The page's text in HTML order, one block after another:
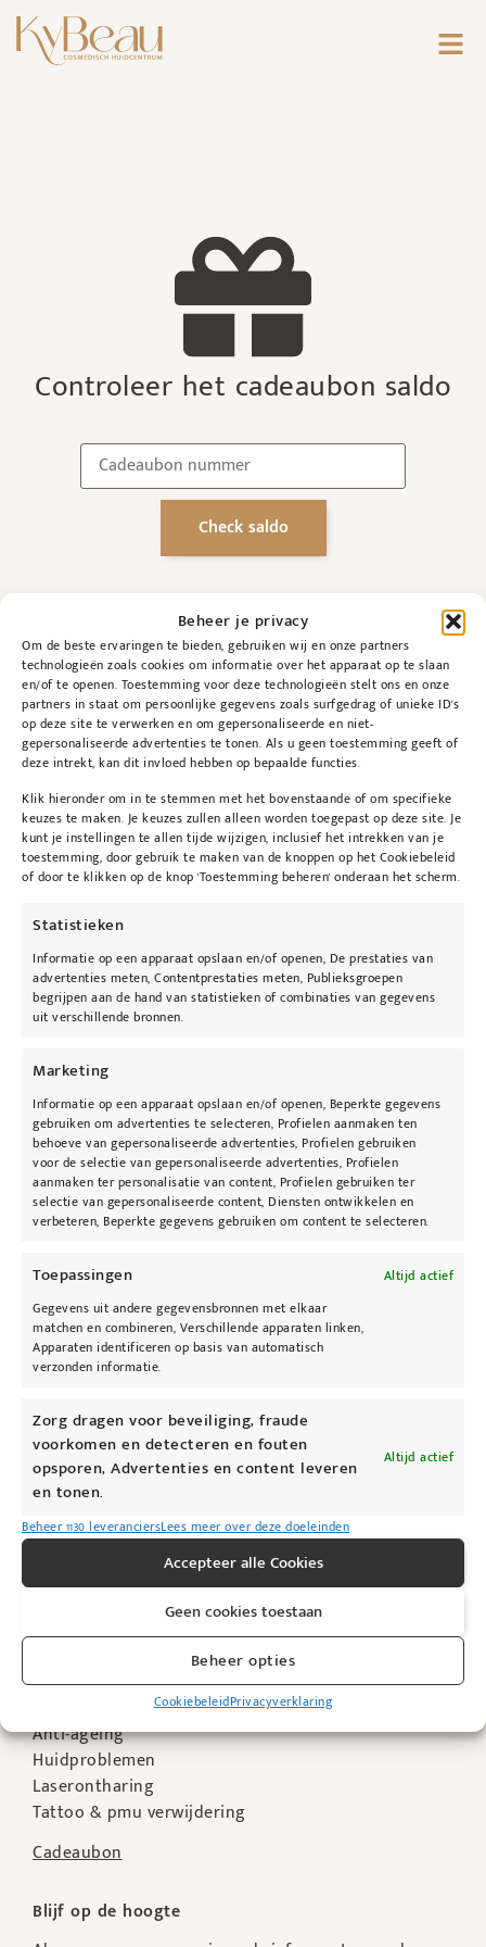
Beheer je privacy
Om de beste ervaringen te bieden, gebruiken wij en onze partners
technologieën zoals cookies om informatie over het apparaat op te slaan
en/of te openen. Toestemming voor deze technologieën stelt ons en onze
partners in staat om persoonlijke gegevens zoals surfgedrag of unieke ID's
op deze site te verwerken en om gepersonaliseerde en niet-
gepersonaliseerde advertenties te tonen. Als u geen toestemming geeft of
deze intrekt, kan dit invloed hebben op bepaalde functies.
Klik hieronder om in te stemmen met het bovenstaande of om specifieke
keuzes te maken. Je keuzes zullen alleen worden toegepast op deze site. Je
kunt je instellingen te allen tijde wijzigen, inclusief het intrekken van je
toestemming, door gebruik te maken van de knoppen op het Cookiebeleid
of door te klikken op de knop 'Toestemming beheren' onderaan het scherm.
Statistieken
Informatie op een apparaat opslaan en/of openen, De prestaties van
advertenties meten, Contentprestaties meten, Publieksgroepen
begrijpen aan de hand van statistieken of combinaties van gegevens
uit verschillende bronnen.
Marketing
Informatie op een apparaat opslaan en/of openen, Beperkte gegevens
gebruiken om advertenties te selecteren, Profielen aanmaken ten
behoeve van gepersonaliseerde advertenties, Profielen gebruiken
voor de selectie van gepersonaliseerde advertenties, Profielen
aanmaken ter personalisatie van content, Profielen gebruiken ter
selectie van gepersonaliseerde content, Diensten ontwikkelen en
verbeteren, Beperkte gegevens gebruiken om content te selecteren.
Toepassingen
Altijd actief
Gegevens uit andere gegevensbronnen met elkaar
matchen en combineren, Verschillende apparaten linken,
Apparaten identificeren op basis van automatisch
verzonden informatie.
Zorg dragen voor beveiliging, fraude
voorkomen en detecteren en fouten
opsporen, Advertenties en content leveren
en tonen.
Altijd actief
Beheer 1130 leveranciersLees meer over deze doeleinden
Accepteer alle Cookies
Geen cookies toestaan
Beheer opties
CookiebeleidPrivacyverklaring
Controleer het cadeaubon saldo
@kybeau
KyBeau Cosmedisch Huidcentrum
Viooltjensstraat 3
B-3945 Ham
E-mail:info@kybeau.be
Web: KyBeau.be
Openingsuren
Maandag: 09u00 – 19u00
Dinsdag: 09u00 – 19u00
Woensdag: 09u00 – 19u00
Donderdag: Gesloten
Zaterdag: 09u00 – 14u00
Zondag: Gesloten
Enkel op afspraak
Waarvoor kan je bij ons terecht?
Anti-ageing
Huidproblemen
Laserontharing
Tattoo & pmu verwijdering
Cadeaubon
Blijf op de hoogte